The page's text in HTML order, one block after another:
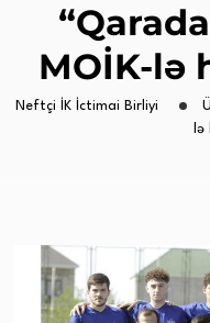
MOİK-lə
Neftçi İK İctimai Birliyi
lə